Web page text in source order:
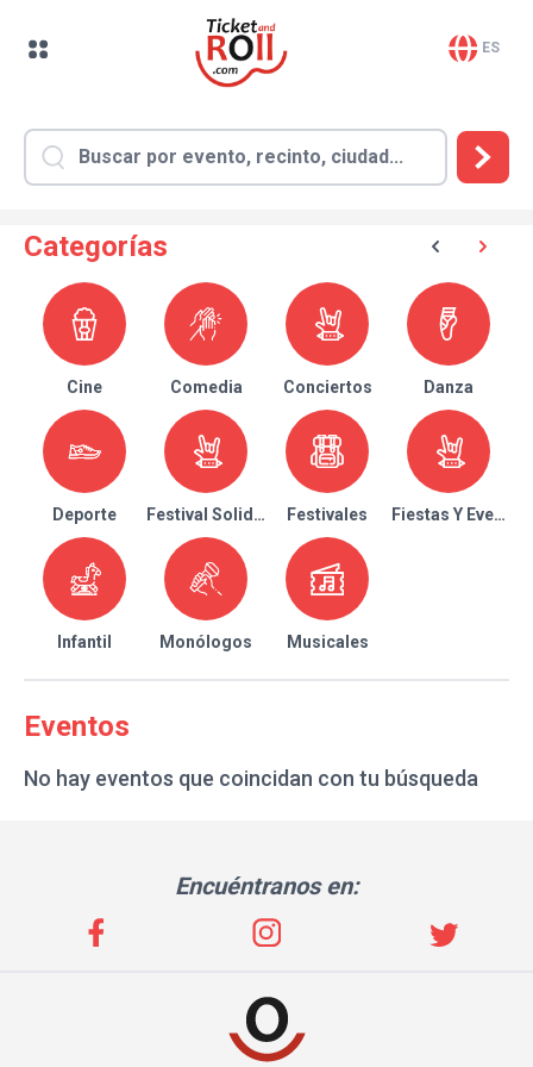
ES
Categorías
Cine Comedia Conciertos Danza
Deporte Festival Solidario Festivales Fiestas Y Eventos
Infantil Monólogos Musicales
Eventos
No hay eventos que coincidan con tu búsqueda
Encuéntranos en: